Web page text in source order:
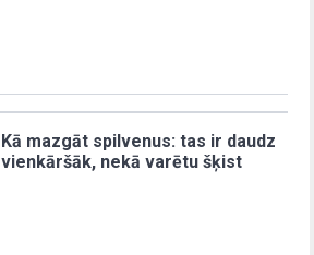
Kā mazgāt spilvenus: tas ir daudz
vienkāršāk, nekā varētu šķist